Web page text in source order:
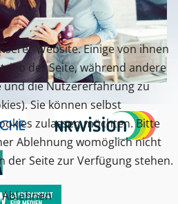
Website. Einige von ihnen
der Seite, während andere
und die Nutzererfahrung zu
Sie können selbst
zulassen möchten. Bitte
Ablehnung womöglich nicht
der Seite zur Verfügung stehen.
Ablehnen